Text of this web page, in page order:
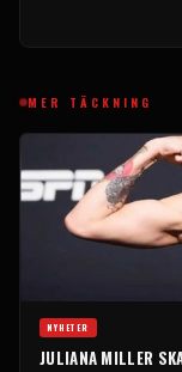
MER TÄCKNING
NYHETER
JULIANA MILLER